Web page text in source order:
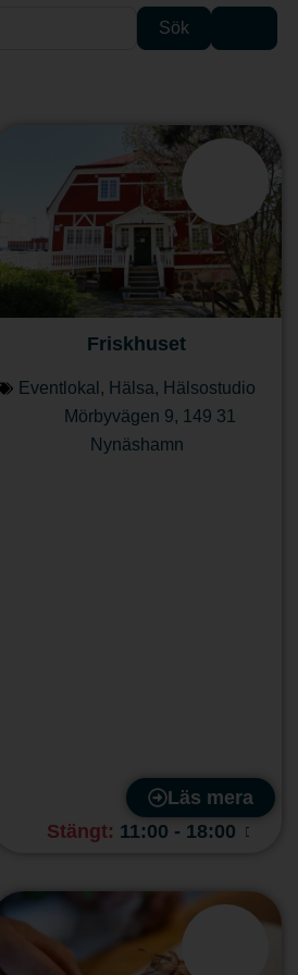
Sök
Friskhuset
Eventlokal , Hälsa, Hälsostudio
Mörbyvägen 9, 149 31
Nynäshamn
Läs mera
Stängt: 11:00 - 18:00